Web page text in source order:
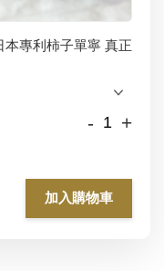
專利柿子單寧 真正
- +
加入購物車